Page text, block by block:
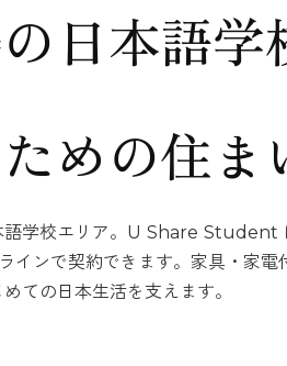
日本語学
めの住ま
語学校エリア。U Share Student
インで契約できます。家具・家電
ての日本生活を支えます。